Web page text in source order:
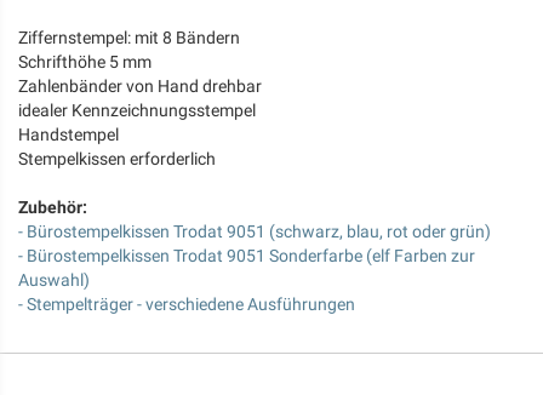
Ziffernstempel: mit 8 Bändern
Schrifthöhe 5 mm
Zahlenbänder von Hand drehbar
idealer Kennzeichnungsstempel
Handstempel
Stempelkissen erforderlich
Zubehör:
- Bürostempelkissen Trodat 9051 (schwarz, blau, rot oder grün)
- Bürostempelkissen Trodat 9051 Sonderfarbe (elf Farben zur
Auswahl)
- Stempelträger - verschiedene Ausführungen